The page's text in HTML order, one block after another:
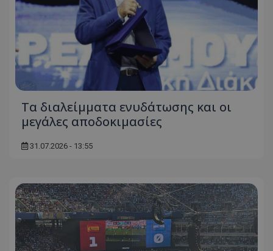
Τα διαλείμματα ενυδάτωσης και οι
μεγάλες αποδοκιμασίες
31.07.2026 - 13:55